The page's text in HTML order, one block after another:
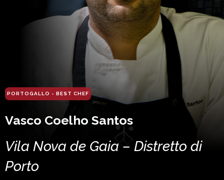
PORTOGALLO - BEST CHEF
Vasco Coelho Santos
Vila Nova de Gaia – Distretto di
Porto